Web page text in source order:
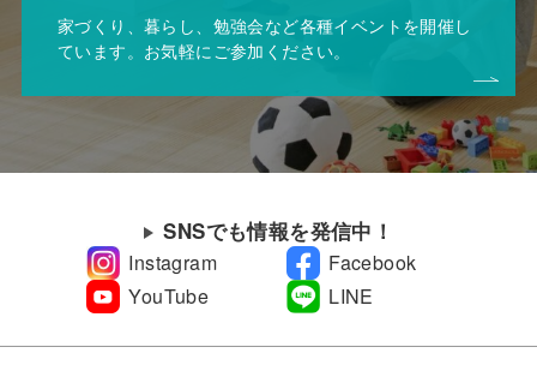
家づくり、暮らし、勉強会など各種イベントを開催し
ています。お気軽にご参加ください。
SNSでも情報を発信中！
Instagram
Facebook
YouTube
LINE